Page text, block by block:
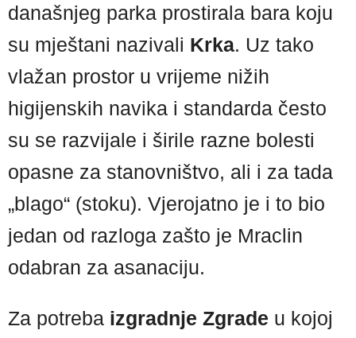
današnjeg parka prostirala bara koju
su mještani nazivali Krka. Uz tako
vlažan prostor u vrijeme nižih
higijenskih navika i standarda često
su se razvijale i širile razne bolesti
opasne za stanovništvo, ali i za tada
„blago“ (stoku). Vjerojatno je i to bio
jedan od razloga zašto je Mraclin
odabran za asanaciju.
Za potreba izgradnje Zgrade u kojoj